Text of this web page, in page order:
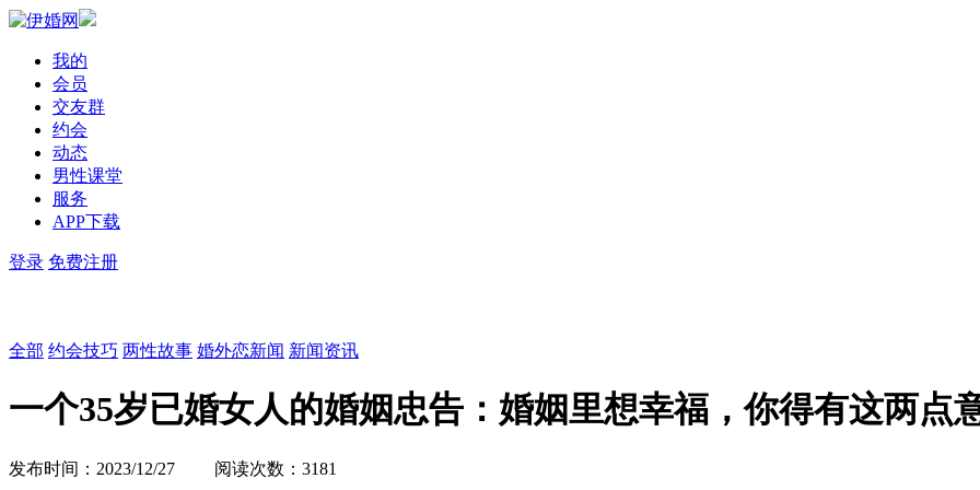
我的
会员
交友群
约会
动态
男性课堂
服务
APP下载
登录 免费注册
全部 约会技巧 两性故事 婚外恋新闻 新闻资讯
一个35岁已婚女人的婚姻忠告：婚姻里想幸福，你得有这两点
发布时间：2023/12/27 阅读次数：3181